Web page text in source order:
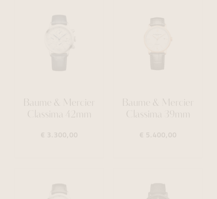
Baume & Mercier
Classima 42mm
€ 3.300,00
Baume & Mercier
Classima 39mm
€ 5.400,00